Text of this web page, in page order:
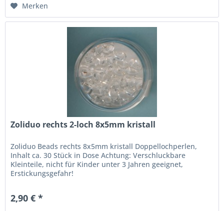
Merken
Zoliduo rechts 2-loch 8x5mm kristall
Zoliduo Beads rechts 8x5mm kristall Doppellochperlen,
Inhalt ca. 30 Stück in Dose Achtung: Verschluckbare
Kleinteile, nicht für Kinder unter 3 Jahren geeignet,
Erstickungsgefahr!
2,90 € *